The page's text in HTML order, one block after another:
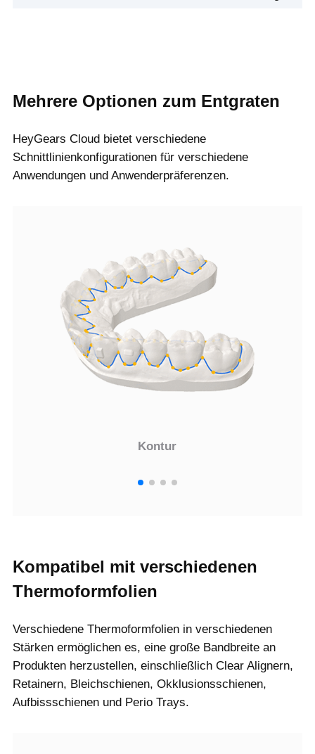
Mehrere Optionen zum Entgraten
HeyGears Cloud bietet verschiedene
Schnittlinienkonfigurationen für verschiedene
Anwendungen und Anwenderpräferenzen.
Kontur
Kompatibel mit verschiedenen
Thermoformfolien
Verschiedene Thermoformfolien in verschiedenen
Stärken ermöglichen es, eine große Bandbreite an
Produkten herzustellen, einschließlich Clear Alignern,
Retainern, Bleichschienen, Okklusionsschienen,
Aufbissschienen und Perio Trays.